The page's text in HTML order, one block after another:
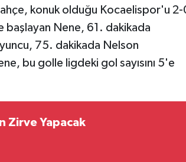
konuk olduğu Kocaelispor'u 2-
Nene, 61. dakikada
75. dakikada Nelson
bu golle ligdeki gol sayısını 5'e
Zirve Yapacak